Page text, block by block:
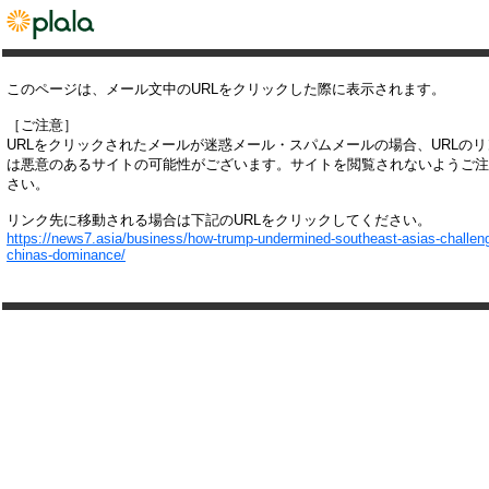
このページは、メール文中のURLをクリックした際に表示されます。
［ご注意］
URLをクリックされたメールが迷惑メール・スパムメールの場合、URLの
は悪意のあるサイトの可能性がございます。サイトを閲覧されないようご
さい。
リンク先に移動される場合は下記のURLをクリックしてください。
https://news7.asia/business/how-trump-undermined-southeast-asias-
chinas-dominance/